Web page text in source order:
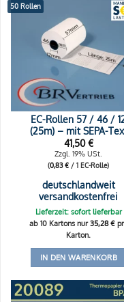
50 Rollen
EC-Rollen 57 / 46 /
(25m) – mit SEPA-
41,50€
Zzgl. 19% USt.
(0,83€ / 1 EC-Rolle)
deutschlandweit
versandkostenfrei
Lieferzeit: sofort lieferbar
ab 10 Kartons nur35,28€
Karton.
IN DEN WARENKORB